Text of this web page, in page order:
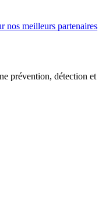
nos meilleurs partenaires
prévention, détection et